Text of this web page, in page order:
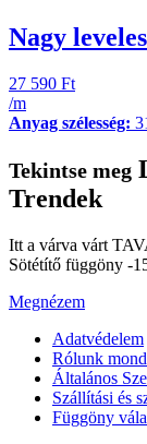
Nagy
27 590 Ft
/m
Anyag szélesség:
Tekintse meg
Trendek
Itt a várva várt
Sötétítő függöny -
Megnézem
Adatvédelem
Rólunk
Általános
Szállítási és
Függöny